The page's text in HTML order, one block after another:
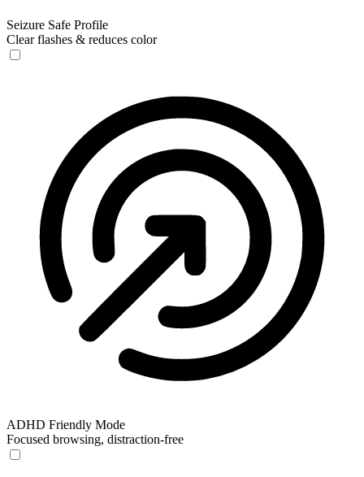
Seizure Safe Profile
Clear flashes & reduces color
ADHD Friendly Mode
Focused browsing, distraction-free